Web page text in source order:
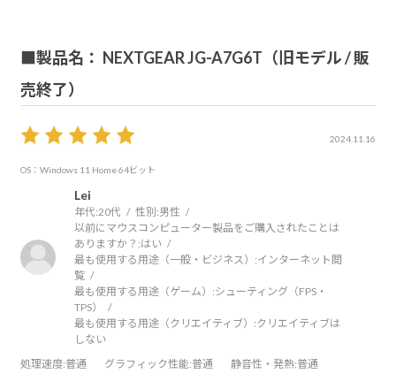
■製品名： NEXTGEAR JG-A7G6T（旧モデル / 販
売終了）
2024.11.16
OS：Windows 11 Home 64ビット
Lei
年代:20代 性別:男性
以前にマウスコンピューター製品をご購入されたことは
ありますか？:はい
最も使用する用途（一般・ビジネス）:インターネット閲
覧
最も使用する用途（ゲーム）:シューティング（FPS・
TPS）
最も使用する用途（クリエイティブ）:クリエイティブは
しない
処理速度:普通 グラフィック性能:普通 静音性・発熱:普通